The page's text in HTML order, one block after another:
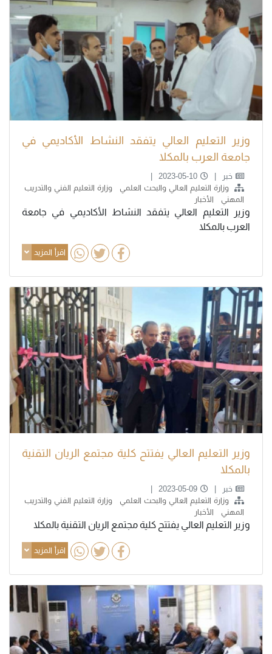
وزير التعليم العالي يتفقد النشاط الأكاديمي في
جامعة العرب بالمكلا
خبر
2023-05-10
وزارة التعليم العالي والبحث العلمي
وزارة التعليم الفني والتدريب
المهني
الأخبار
وزير التعليم العالي يتفقد النشاط الأكاديمي في جامعة
العرب بالمكلا
اقرأ المزيد
وزير التعليم العالي يفتتح كلية مجتمع الريان التقنية
بالمكلا
خبر
2023-05-09
وزارة التعليم العالي والبحث العلمي
وزارة التعليم الفني والتدريب
المهني
الأخبار
وزير التعليم العالي يفتتح كلية مجتمع الريان التقنية بالمكلا
اقرأ المزيد